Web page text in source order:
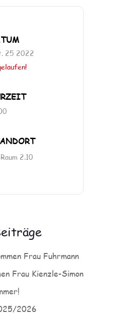
25 2022
Raum 2.10
Frau Fuhrmann
Frau Kienzle-Simon
2026